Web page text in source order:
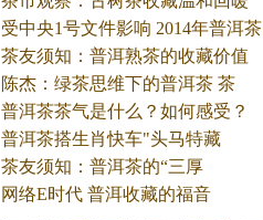
受中央1号文件影响 2014年普洱茶
茶友须知：普洱熟茶的收藏价值
探
陈杰：绿茶思维下的普洱茶 茶
普洱茶茶气是什么？如何感受？
普洱茶搭生肖快车"头马特藏
茶友须知：普洱茶的“三厚
网络E时代 普洱收藏的福音